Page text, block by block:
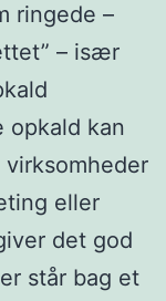
ringede –
– især
opkald kan
eller
det god
står bag et